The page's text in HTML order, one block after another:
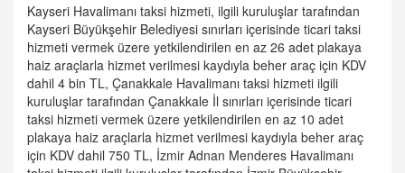
Kayseri Havalimanı taksi hizmeti, ilgili kuruluşlar tarafından
Kayseri Büyükşehir Belediyesi sınırları içerisinde ticari taksi
hizmeti vermek üzere yetkilendirilen en az 26 adet plakaya
haiz araçlarla hizmet verilmesi kaydıyla beher araç için KDV
dahil 4 bin TL, Çanakkale Havalimanı taksi hizmeti ilgili
kuruluşlar tarafından Çanakkale İl sınırları içerisinde ticari
taksi hizmeti vermek üzere yetkilendirilen en az 10 adet
plakaya haiz araçlarla hizmet verilmesi kaydıyla beher araç
için KDV dahil 750 TL, İzmir Adnan Menderes Havalimanı